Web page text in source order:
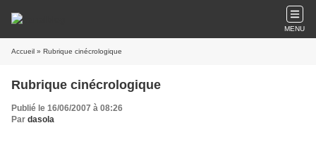
MENU
Accueil » Rubrique cinécrologique
Rubrique cinécrologique
Publié le 16/06/2007 à 08:26
Par dasola